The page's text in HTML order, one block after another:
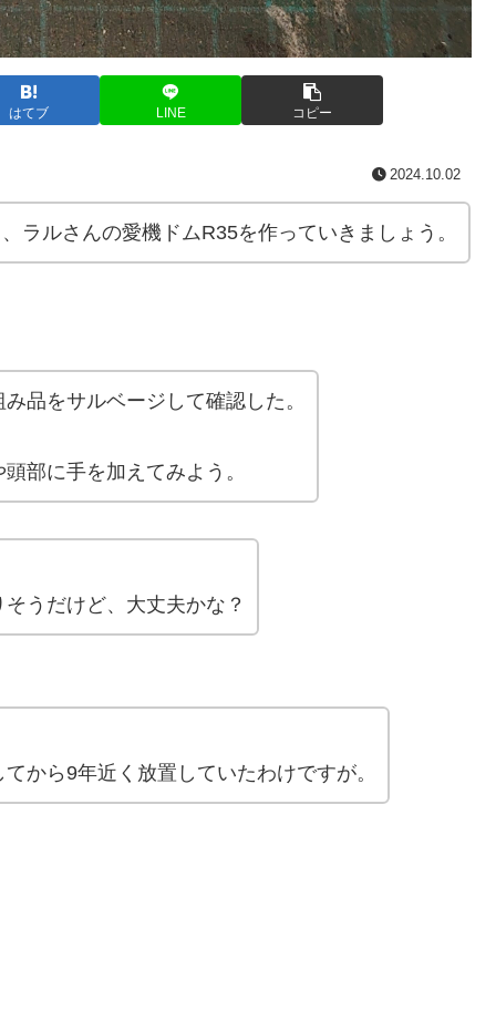
はてブ LINE コピー
2024.10.02
ラルさんの愛機ドムR35を作っていきましょう。
品をサルベージして確認した。
部に手を加えてみよう。
うだけど、大丈夫かな？
から9年近く放置していたわけですが。